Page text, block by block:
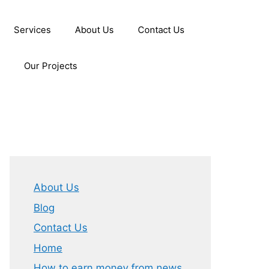
Services About Us Contact Us
Our Projects
About Us
Blog
Contact Us
Home